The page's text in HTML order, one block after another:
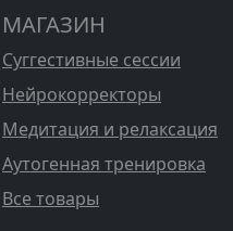
МАГАЗИН
Суггестивные сессии
Нейрокорректоры
Медитация и релаксация
Аутогенная тренировка
Все товары